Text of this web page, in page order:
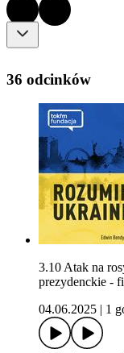
36 odcinków
3.10 Atak na
prezydenckie -
04.06.2025
1